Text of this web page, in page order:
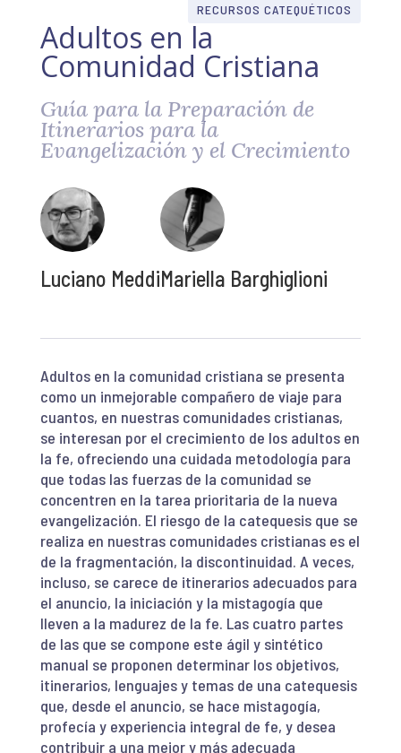
RECURSOS CATEQUÉTICOS
Adultos en la
Comunidad Cristiana
Guía para la Preparación de
Itinerarios para la
Evangelización y el Crecimiento
Luciano MeddiMariella Barghiglioni
Adultos en la comunidad cristiana se presenta
como un inmejorable compañero de viaje para
cuantos, en nuestras comunidades cristianas,
se interesan por el crecimiento de los adultos en
la fe, ofreciendo una cuidada metodología para
que todas las fuerzas de la comunidad se
concentren en la tarea prioritaria de la nueva
evangelización. El riesgo de la catequesis que se
realiza en nuestras comunidades cristianas es el
de la fragmentación, la discontinuidad. A veces,
incluso, se carece de itinerarios adecuados para
el anuncio, la iniciación y la mistagogía que
lleven a la madurez de la fe. Las cuatro partes
de las que se compone este ágil y sintético
manual se proponen determinar los objetivos,
itinerarios, lenguajes y temas de una catequesis
que, desde el anuncio, se hace mistagogía,
profecía y experiencia integral de fe, y desea
contribuir a una mejor y más adecuada